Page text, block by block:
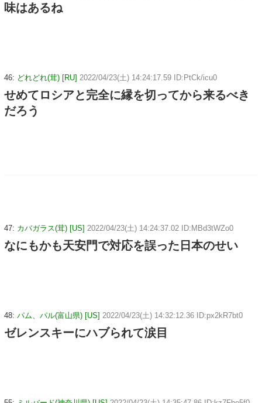
味はあるね
46: どれどれ(茸) [RU] 2022/04/23(土) 14:24:17.59 ID:PtCk/icu0
せめてロシアと完全に縁を切ってから来るべき
だろう
47: カバガラス(茸) [US] 2022/04/23(土) 14:24:37.02 ID:MBd3tWZo0
なにもかも天安門で対応を誤った日本のせい
48: パム、パル(富山県) [US] 2022/04/23(土) 14:32:12.36 ID:px2kR7bt0
ゼレンスキーにハブられて涙目